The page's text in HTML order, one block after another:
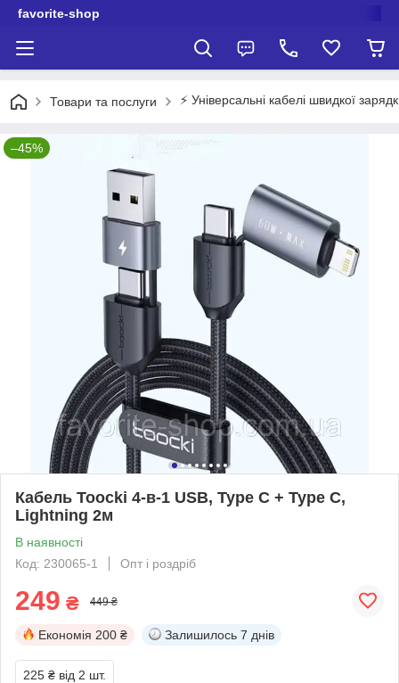
favorite-shop
Товари та послуги ⚡️ Універсальні кабелі швидкої
–45%
Кабель Toocki 4-в-1 USB, Type C + Type C,
Lightning 2м
В наявності
Код: 230065-1
Опт і роздріб
249 ₴ 449 ₴
Економія 200 ₴ Залишилось 7 днів
225 ₴ від 2 шт.